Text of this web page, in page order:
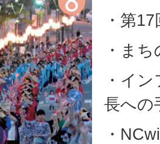
・第
・ま
・イ
長への
・